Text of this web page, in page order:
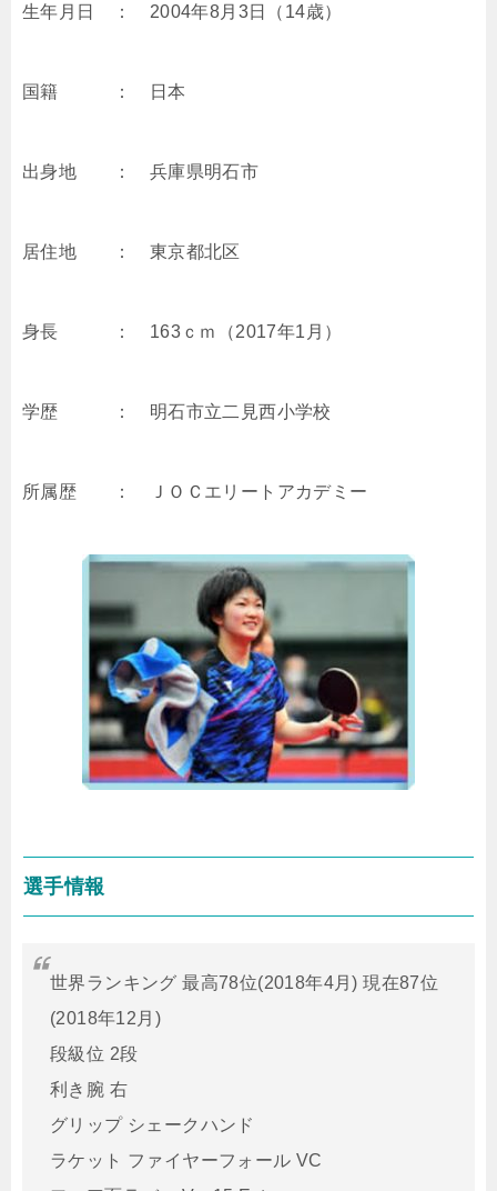
生年月日 ： 2004年8月3日（14歳）
国籍 ： 日本
出身地 ： 兵庫県明石市
居住地 ： 東京都北区
身長 ： 163ｃｍ（2017年1月）
学歴 ： 明石市立二見西小学校
所属歴 ： ＪＯＣエリートアカデミー
選手情報
世界ランキング 最高78位(2018年4月) 現在87位
(2018年12月)
段級位 2段
利き腕 右
グリップ シェークハンド
ラケット ファイヤーフォール VC